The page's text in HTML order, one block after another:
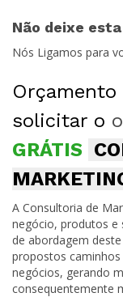
Não deixe
Nós Ligamos para
solicitar o
GRÁTIS
A Consultoria de
negócio, produtos e
de abordagem
propostos caminhos
negócios, gerando
consequentemente